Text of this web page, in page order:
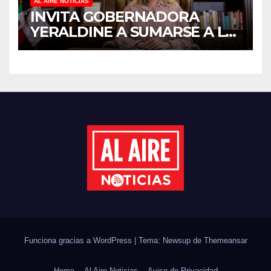
INVITA GOBERNADORA
YERALDINE A SUMARSE A LA
JORNADA NACIONAL DE
DE ÁRBOLES
Funciona gracias a WordPress Tema: Newsup de Themeansar